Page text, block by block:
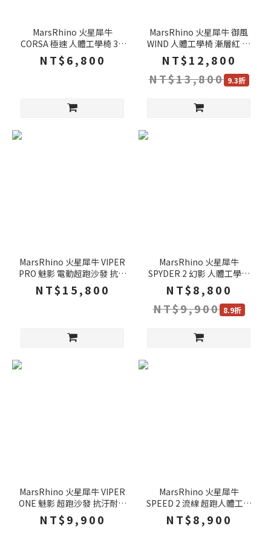
MarsRhino 火星犀牛
CORSA 極速 人體工學椅 3D
可調式扶手 2D透氣頭枕 電競
椅 辦公椅 電腦椅 主管椅 老
NT$6,800
MarsRhino 火星犀牛 御風
WIND 人體工學椅 漸層紅 黑
色 8D可調式扶手 電競椅 辦
公椅 電腦椅 主管椅 老闆椅
NT$12,800
NT$13,800 9.3折
MarsRhino 火星犀牛 VIPER
PRO 魅影 電動超跑沙發 抗汙
耐磨 大尺寸腰靠 電腦椅 電競
椅 沙發椅 單人沙發
NT$15,800
MarsRhino 火星犀牛
SPYDER 2 幻影 人體工學追
背椅 奶油色 黑色 加厚紓壓扶
手 鋼製椅腳 電腦椅 辦公椅
賽車椅
NT$8,800
NT$9,900 8.9折
MarsRhino 火星犀牛 VIPER
ONE 魅影 超跑沙發 抗汙耐磨
大尺寸腰靠 電腦椅 電競椅 沙
發椅 單人沙發
NT$9,900
MarsRhino 火星犀牛
SPEED 2 流線 超跑人體工學
椅 2D透氣頭枕 伸縮式腿拖
電腦椅 辦公椅 賽車椅
NT$8,900